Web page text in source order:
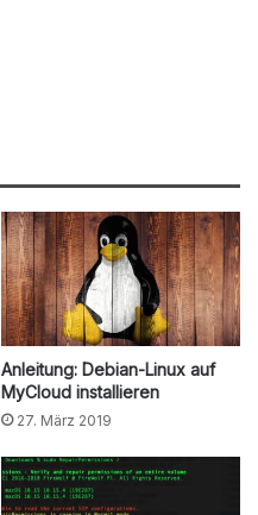
Anleitung: Debian-Linux auf
MyCloud installieren
27. März 2019